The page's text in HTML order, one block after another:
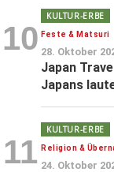
10
KULTUR-ERBE
Feste & Matsuri
28. Oktober
Japan
Japans
11
KULTUR-ERBE
Religion &
24. Oktober